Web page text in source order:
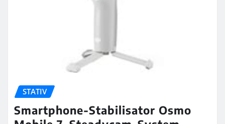
STATIV
Smartphone-Stabilisator Osmo